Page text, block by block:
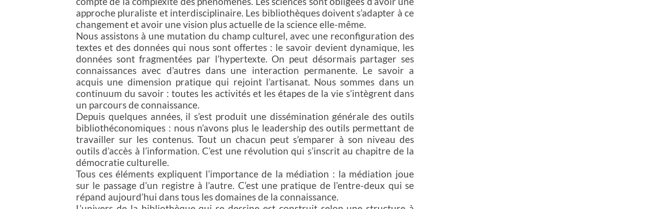
approche pluraliste et interdisciplinaire. Les bibliothèques doivent s’adapter à ce
changement et avoir une vision plus actuelle de la science elle-même.
Nous assistons à une mutation du champ culturel, avec une reconfiguration des
textes et des données qui nous sont offertes : le savoir devient dynamique, les
données sont fragmentées par l’hypertexte. On peut désormais partager ses
connaissances avec d’autres dans une interaction permanente. Le savoir a
acquis une dimension pratique qui rejoint l’artisanat. Nous sommes dans un
continuum du savoir : toutes les activités et les étapes de la vie s’intègrent dans
un parcours de connaissance.
Depuis quelques années, il s’est produit une dissémination générale des outils
bibliothéconomiques : nous n’avons plus le leadership des outils permettant de
travailler sur les contenus. Tout un chacun peut s’emparer à son niveau des
outils d’accès à l’information. C’est une révolution qui s’inscrit au chapitre de la
démocratie culturelle.
Tous ces éléments expliquent l’importance de la médiation : la médiation joue
sur le passage d’un registre à l’autre. C’est une pratique de l’entre-deux qui se
répand aujourd’hui dans tous les domaines de la connaissance.